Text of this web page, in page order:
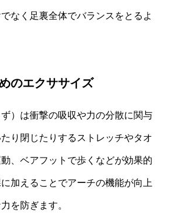
なく足裏全体でバランスをとるよ
のエクササイズ
）は衝撃の吸収や力の分散に関与
り閉じたりするストレッチやタオ
、ベアフットで歩くなどが効果的
加えることでアーチの機能が向上
を防ぎます。